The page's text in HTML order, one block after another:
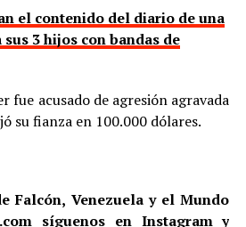
el contenido del diario de una
3 hijos con bandas de
fue acusado de agresión agravada
su fianza en 100.000 dólares.
Falcón, Venezuela y el Mundo
síguenos en Instagramy